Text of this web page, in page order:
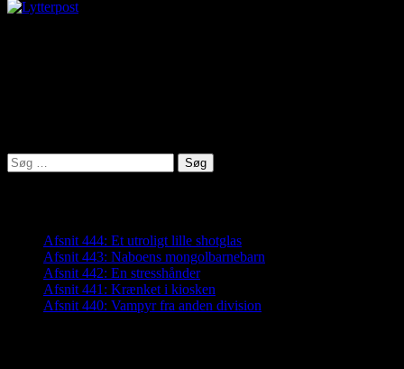
Søg
efter:
Afsnit 444: Et utroligt lille shotglas
Afsnit 443: Naboens mongolbarnebarn
Afsnit 442: En stresshånder
Afsnit 441: Krænket i kiosken
Afsnit 440: Vampyr fra anden division